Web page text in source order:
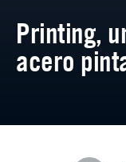
Printing,
acero